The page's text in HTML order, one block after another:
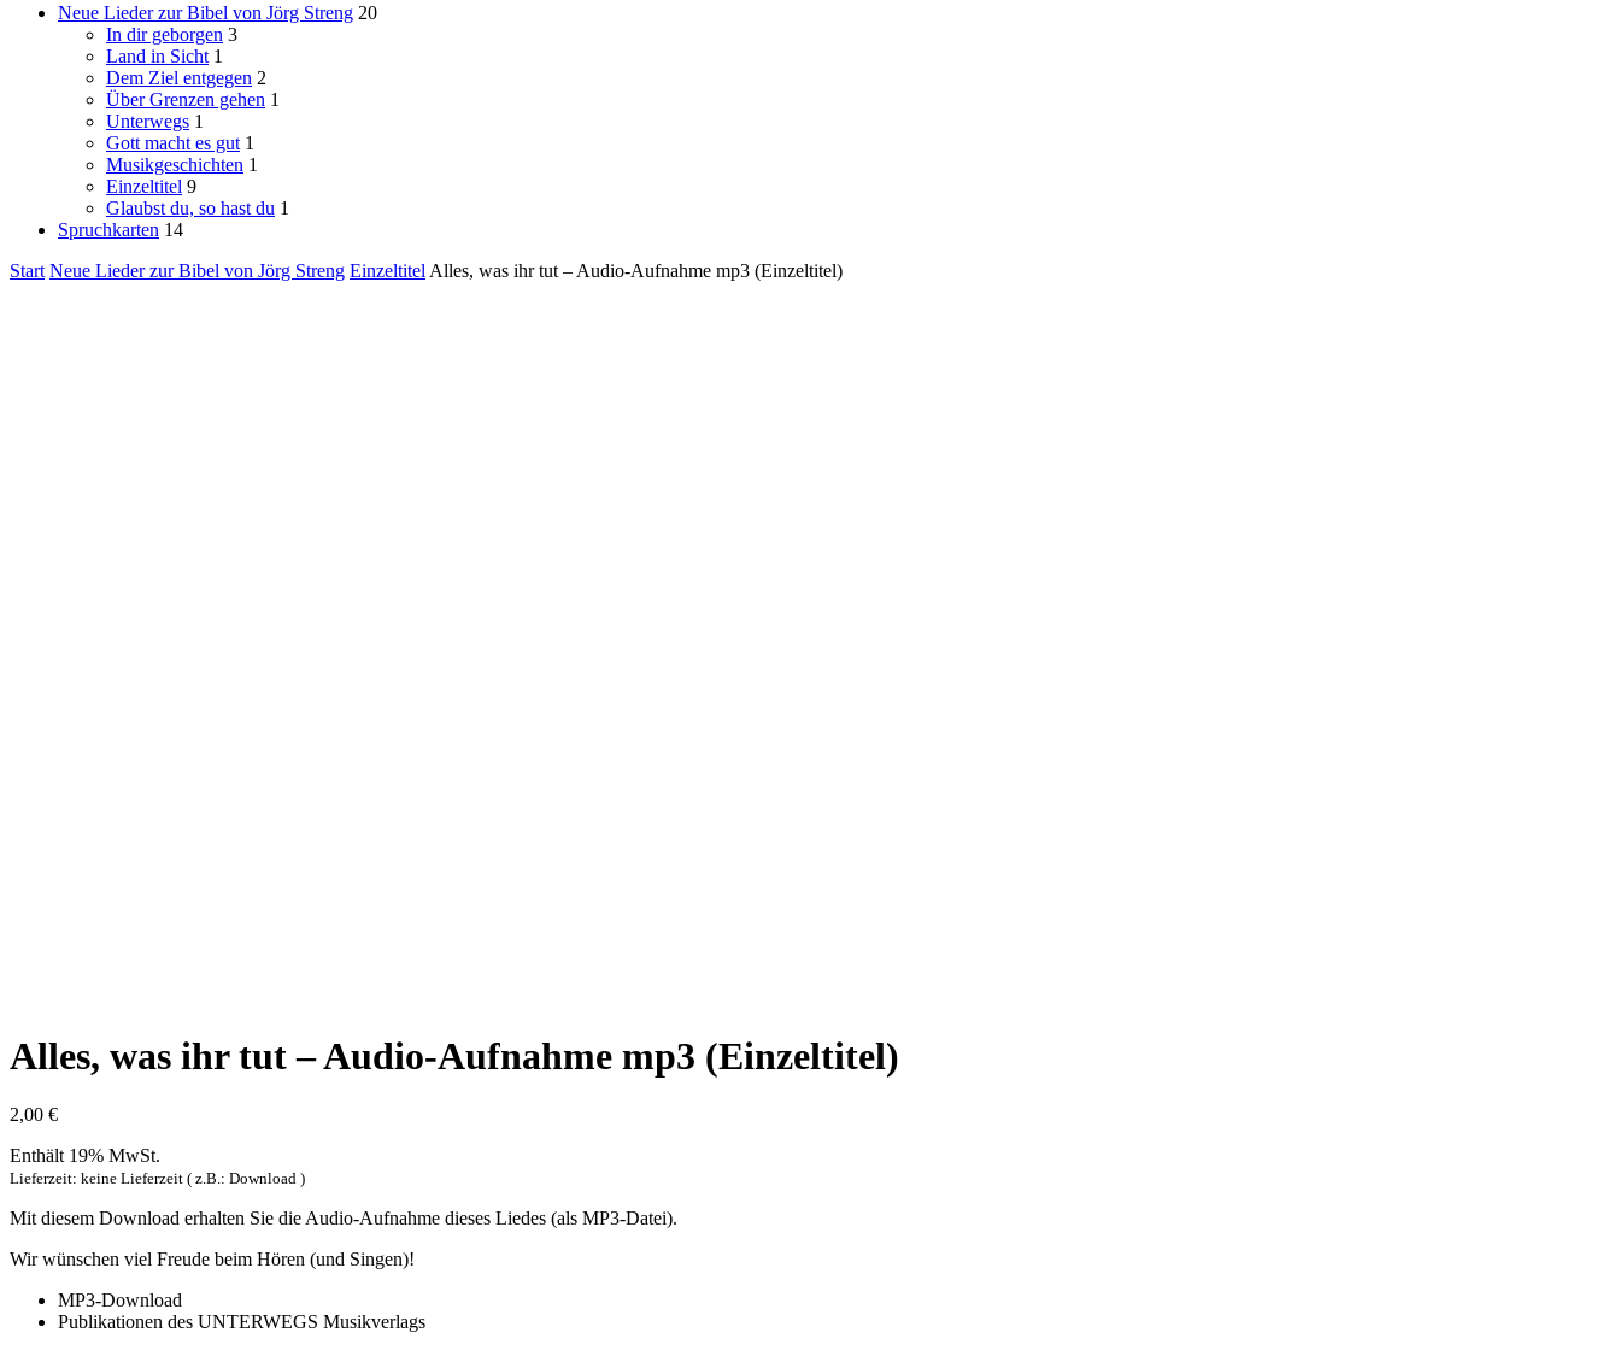
Neue Lieder zur Bibel von Jörg Streng 20
In dir geborgen 3
Land in Sicht 1
Dem Ziel entgegen 2
Über Grenzen gehen 1
Unterwegs 1
Gott macht es gut 1
Musikgeschichten 1
Einzeltitel 9
Glaubst du, so hast du 1
Spruchkarten 14
Start Neue Lieder zur Bibel von Jörg Streng Einzeltitel Alles, was ihr tut – Audio-Aufnahme mp3 (Einzeltitel)
Alles, was ihr tut – Audio-Aufnahme mp3 (Einzeltitel)
2,00 €
Enthält 19% MwSt.
Lieferzeit: keine Lieferzeit ( z.B.: Download )
Mit diesem Download erhalten Sie die Audio-Aufnahme dieses Liedes (als MP3-Datei).
Wir wünschen viel Freude beim Hören (und Singen)!
MP3-Download
Publikationen des UNTERWEGS Musikverlags